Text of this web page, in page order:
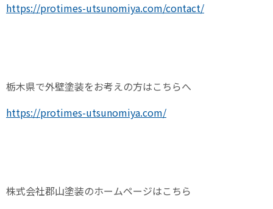
https://protimes-utsunomiya.com/contact/
栃木県で外壁塗装をお考えの方はこちらへ
https://protimes-utsunomiya.com/
株式会社郡山塗装のホームページはこちら